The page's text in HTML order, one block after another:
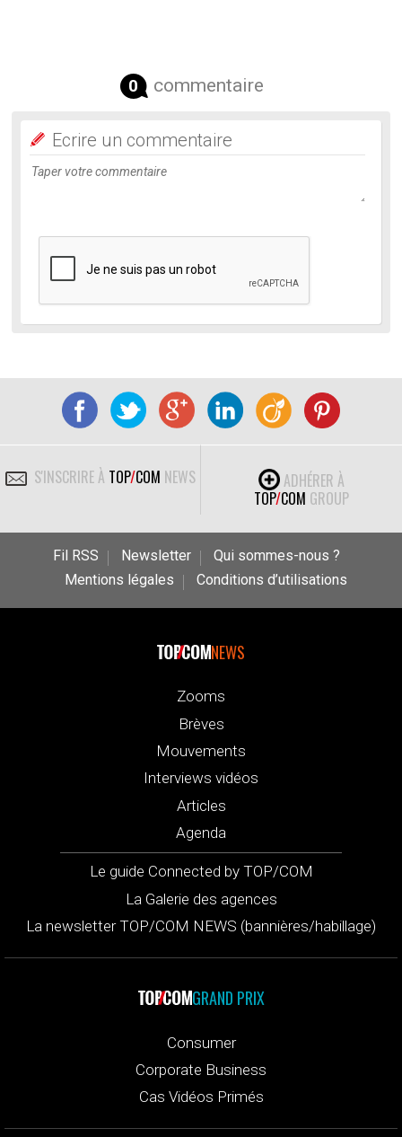
0 commentaire
Ecrire un commentaire
S'INSCRIRE À TOP/COM NEWS
ADHÉRER À
TOP/COM GROUP
Fil RSS Newsletter
Qui sommes-nous ?
Mentions légales
Conditions d’utilisations
NEWS
Zooms
Brèves
Mouvements
Interviews vidéos
Articles
Agenda
Le guide Connected by TOP/COM
La Galerie des agences
La newsletter TOP/COM NEWS (bannières/habillage)
GRAND PRIX
Consumer
Corporate Business
Cas Vidéos Primés